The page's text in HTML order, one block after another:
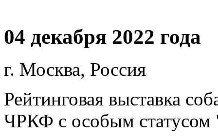
04 декабря 2022 года
г. Москва, Россия
Рейтинговая выставка
ЧРКФ с особым